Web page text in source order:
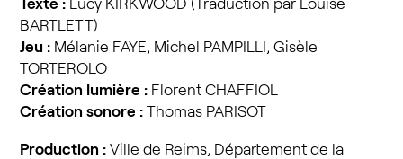
Texte : Lucy KIRKWOOD (Traduction par Louise
BARTLETT)
Jeu : Mélanie FAYE, Michel PAMPILLI, Gisèle
TORTEROLO
Création lumière : Florent CHAFFIOL
Création sonore : Thomas PARISOT
Production : Ville de Reims, Département de la